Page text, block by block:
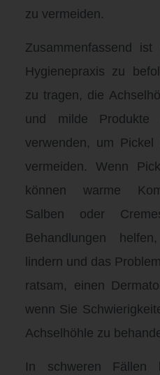
zu vermeiden.
Zusammenfassend
Hygienepraxis zu
zu tragen, die
und milde Produkte
verwenden, um
vermeiden. Wenn
können warme
Salben oder
Behandlungen
lindern und das
ratsam, einen
wenn Sie
Achselhöhle zu
In schweren Fällen